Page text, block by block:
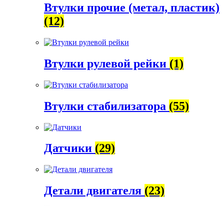
Втулки прочие (метал, пластик)
(12)
Втулки рулевой рейки (1)
Втулки стабилизатора (55)
Датчики (29)
Детали двигателя (23)